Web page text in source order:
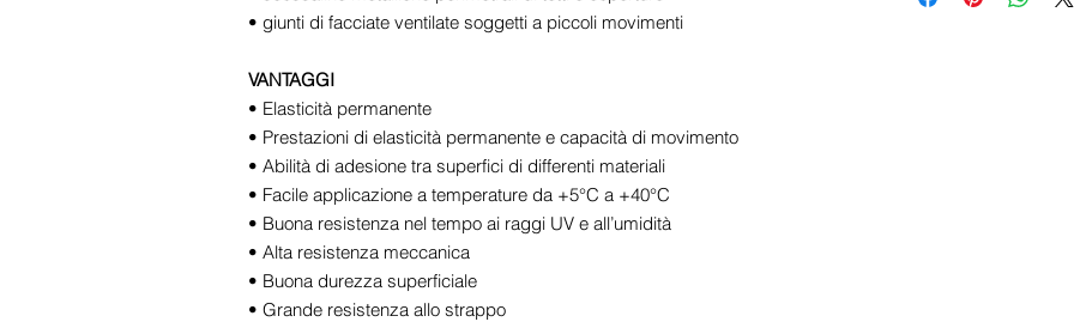
• giunti di facciate ventilate soggetti a piccoli movimenti
VANTAGGI
• Elasticità permanente
• Prestazioni di elasticità permanente e capacità di movimento
• Abilità di adesione tra superfici di differenti materiali
• Facile applicazione a temperature da +5°C a +40°C
• Buona resistenza nel tempo ai raggi UV e all’umidità
• Alta resistenza meccanica
• Buona durezza superficiale
• Grande resistenza allo strappo